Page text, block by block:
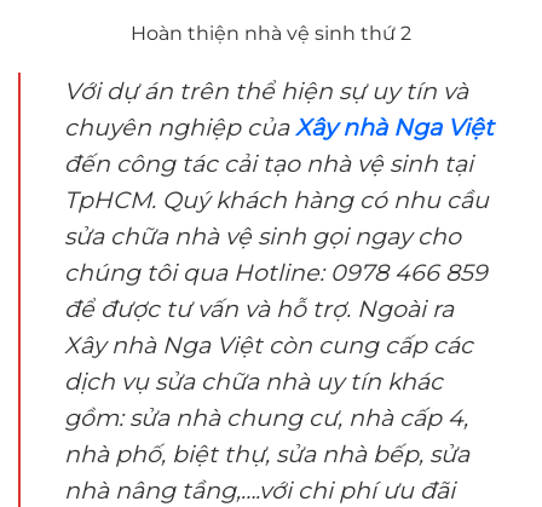
Hoàn thiện nhà vệ sinh thứ 2
Với dự án trên thể hiện sự uy tín và
chuyên nghiệp củaXây nhà Nga Việt
đến công tác cải tạo nhà vệ sinh tại
TpHCM. Quý khách hàng có nhu cầu
sửa chữa nhà vệ sinh gọi ngay cho
chúng tôi qua Hotline: 0978 466 859
để được tư vấn và hỗ trợ. Ngoài ra
Xây nhà Nga Việt còn cung cấp các
dịch vụ sửa chữa nhà uy tín khác
gồm: sửa nhà chung cư, nhà cấp 4,
nhà phố, biệt thự, sửa nhà bếp, sửa
nhà nâng tầng,….với chi phí ưu đãi